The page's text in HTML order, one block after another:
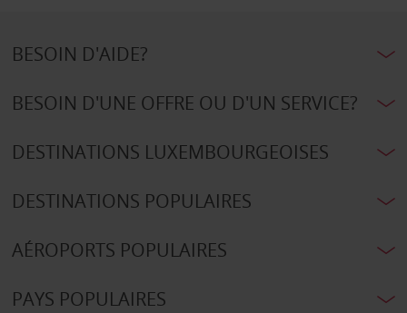
BESOIN D'AIDE?
BESOIN D'UNE OFFRE OU D'UN SERVICE?
DESTINATIONS LUXEMBOURGEOISES
DESTINATIONS POPULAIRES
AÉROPORTS POPULAIRES
PAYS POPULAIRES